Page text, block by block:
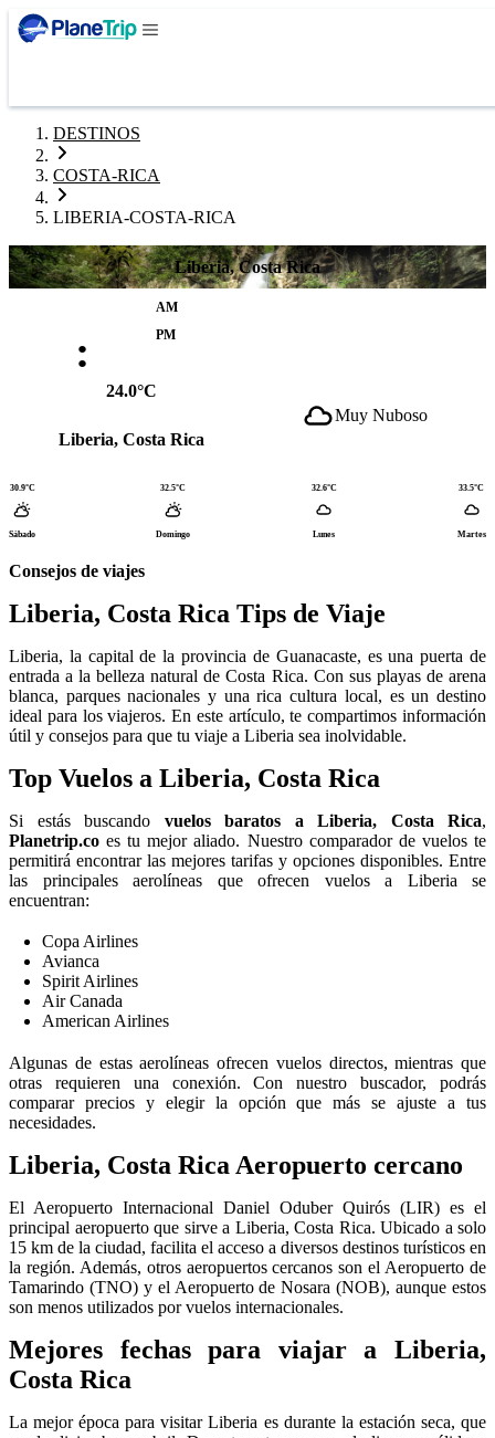
DESTINOS
COSTA-RICA
LIBERIA-COSTA-RICA
Liberia, Costa Rica
:
AM
PM
24.0°C
Liberia, Costa Rica
Muy Nuboso
30.9°C
Sábado
32.5°C
Domingo
32.6°C
Lunes
33.5°C
Martes
Consejos de viajes
Liberia, Costa Rica Tips de Viaje
Liberia, la capital de la provincia de Guanacaste, es una puerta de
entrada a la belleza natural de Costa Rica. Con sus playas de arena
blanca, parques nacionales y una rica cultura local, es un destino
ideal para los viajeros. En este artículo, te compartimos información
útil y consejos para que tu viaje a Liberia sea inolvidable.
Top Vuelos a Liberia, Costa Rica
Si estás buscando vuelos baratos a Liberia, Costa Rica,
Planetrip.co es tu mejor aliado. Nuestro comparador de vuelos te
permitirá encontrar las mejores tarifas y opciones disponibles. Entre
las principales aerolíneas que ofrecen vuelos a Liberia se
encuentran:
Copa Airlines
Avianca
Spirit Airlines
Air Canada
American Airlines
Algunas de estas aerolíneas ofrecen vuelos directos, mientras que
otras requieren una conexión. Con nuestro buscador, podrás
comparar precios y elegir la opción que más se ajuste a tus
necesidades.
Liberia, Costa Rica Aeropuerto cercano
El Aeropuerto Internacional Daniel Oduber Quirós (LIR) es el
principal aeropuerto que sirve a Liberia, Costa Rica. Ubicado a solo
15 km de la ciudad, facilita el acceso a diversos destinos turísticos en
la región. Además, otros aeropuertos cercanos son el Aeropuerto de
Tamarindo (TNO) y el Aeropuerto de Nosara (NOB), aunque estos
son menos utilizados por vuelos internacionales.
Mejores fechas para viajar a Liberia,
Costa Rica
La mejor época para visitar Liberia es durante la estación seca, que